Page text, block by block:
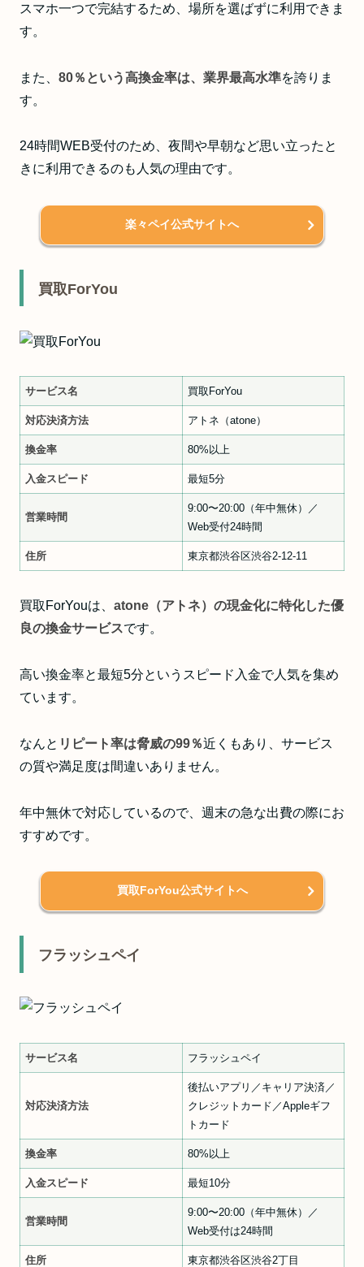
スマホ一つで完結するため、場所を選ばずに利用できま
す。
また、 80％という高換金率は、業界最高水準を誇りま
す。
24時間WEB受付のため、夜間や早朝など思い立ったと
きに利用できるのも人気の理由です。
楽々ペイ公式サイトへ
買取ForYou
サービス名 買取ForYou
対応決済方法 アトネ（atone）
換金率 80%以上
入金スピード 最短5分
営業時間
9:00〜20:00（年中無休）／
Web受付24時間
住所 東京都渋谷区渋谷2-12-11
買取ForYouは、 atone（アトネ）の現金化に特化した優
良の換金サービスです。
高い換金率と最短5分というスピード入金で人気を集め
ています。
なんと リピート率は脅威の99％近くもあり、サービス
の質や満足度は間違いありません。
年中無休で対応しているので、週末の急な出費の際にお
すすめです。
買取ForYou公式サイトへ
フラッシュペイ
サービス名 フラッシュペイ
対応決済方法
後払いアプリ／キャリア決済／
クレジットカード／Appleギフ
トカード
換金率 80%以上
入金スピード 最短10分
営業時間
9:00〜20:00（年中無休）／
Web受付は24時間
住所 東京都渋谷区渋谷2丁目